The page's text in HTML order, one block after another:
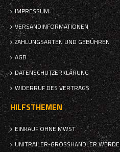
IMPRESSUM
VERSANDINFORMATIONEN
ZAHLUNGSARTEN UND GEBÜHREN
AGB
DATENSCHUTZERKLÄRUNG
WIDERRUF DES VERTRAGS
HILFSTHEMEN
EINKAUF OHNE MWST.
UNITRAILER-GROSSHÄNDLER WERDEN